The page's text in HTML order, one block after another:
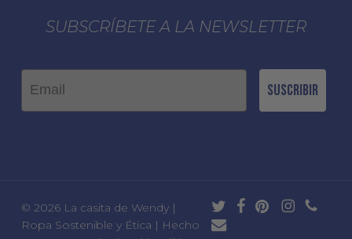
SUBSCRÍBETE A LA NEWSLETTER
Email
Suscribir
© 2026 La casita de Wendy |
Ropa Sostenible y Ética | Hecho
twitterfacebook
pinterestinstagram
phone
email